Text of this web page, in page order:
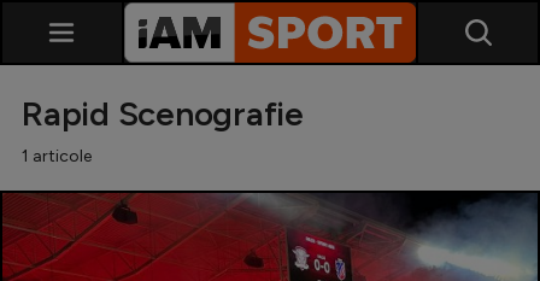
Rapid Scenografie
1 articole